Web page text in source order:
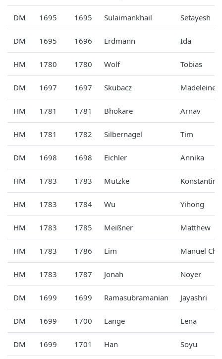
DM 1695 1695 Sulaimankhail Setayesh
DM 1695 1696 Erdmann Ida
HM 1780 1780 Wolf Tobias
DM 1697 1697 Skubacz Madeleine
HM 1781 1781 Bhokare Arnav
HM 1781 1782 Silbernagel Tim
DM 1698 1698 Eichler Annika
HM 1783 1783 Mutzke Konstantin
HM 1783 1784 Wu Yihong
HM 1783 1785 Meißner Matthew
HM 1783 1786 Lim Manuel
HM 1783 1787 Jonah Noyer
DM 1699 1699 Ramasubramanian Jayashri
DM 1699 1700 Lange Lena
DM 1699 1701 Han Soyu